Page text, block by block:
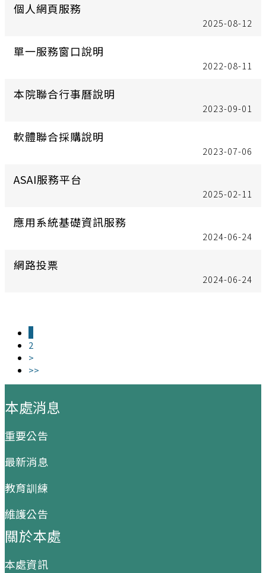
個人網頁服務
2025-08-12
單一服務窗口說明
2022-08-11
本院聯合行事曆說明
2023-09-01
軟體聯合採購說明
2023-07-06
ASAI服務平台
2025-02-11
應用系統基礎資訊服務
2024-06-24
網路投票
2024-06-24
2
>
>>
本處消息
重要公告
最新消息
教育訓練
維護公告
關於本處
本處資訊